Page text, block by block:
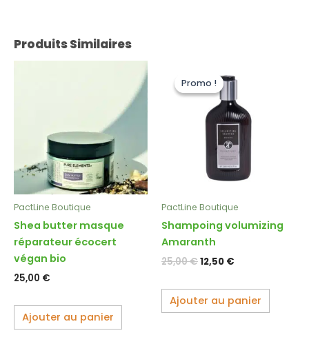
Produits Similaires
PactLine Boutique
Shea butter masque
réparateur écocert
végan bio
25,00 €
Ajouter au panier
Promo !
Promo !
PactLine Boutique
Shampoing volumizing
Amaranth
25,00€
prix
initial
était :
25,00 €.
12,50 €
prix
est :
12,50 €.
Ajouter au panier